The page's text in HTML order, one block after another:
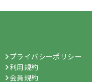
プライバシーポリシー
利用規約
会員規約